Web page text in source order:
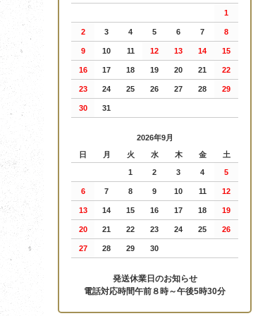
1
2 3 4 5 6 7 8
9 10 11 12 13 14 15
16 17 18 19 20 21 22
23 24 25 26 27 28 29
30 31
2026年9月
日
月 火 水 木 金 土
1 2 3 4 5
6 7 8 9 10 11 12
13 14 15 16 17 18 19
20 21 22 23 24 25 26
27 28 29 30
発送休業日のお知らせ
電話対応時間午前８時～午後5時30分